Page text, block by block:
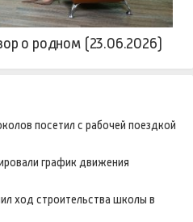
о родном (23.06.2026)
посетил с рабочей поездкой
график движения
ход строительства школы в